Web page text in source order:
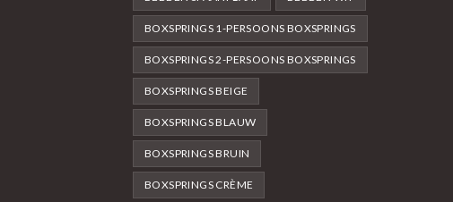
BOXSPRINGS 1-PERSOONS BOXSPRINGS
BOXSPRINGS 2-PERSOONS BOXSPRINGS
BOXSPRINGS BEIGE
BOXSPRINGS BLAUW
BOXSPRINGS BRUIN
BOXSPRINGS CRÈME